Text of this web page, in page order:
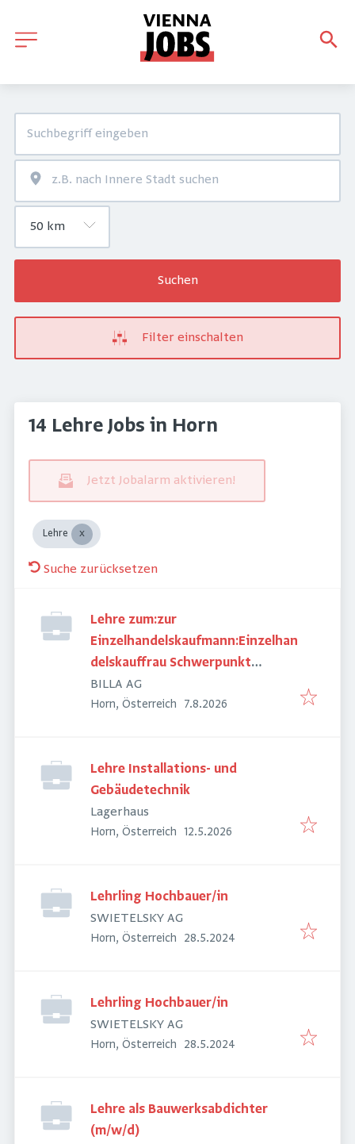
Suchen
Filter einschalten
14 Lehre Jobs in Horn
Jetzt Jobalarm aktivieren!
Lehre
Suche zurücksetzen
Lehre zum:zur
Einzelhandelskaufmann:Einzelhan
delskauffrau Schwerpunkt
Lebensmittel
BILLA AG
Horn, Österreich Veröffentlicht
7.8.2026
Lehre Installations- und
Gebäudetechnik
Lagerhaus
Horn, Österreich Veröffentlicht
12.5.2026
Lehrling Hochbauer/in
SWIETELSKY AG
Horn, Österreich Veröffentlicht
28.5.2024
Lehrling Hochbauer/in
SWIETELSKY AG
Horn, Österreich Veröffentlicht
28.5.2024
Lehre als Bauwerksabdichter
(m/w/d)